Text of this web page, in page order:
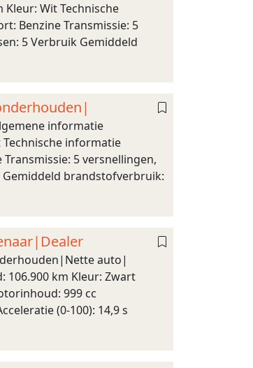
Wit Technische
Benzine Transmissie: 5
5 Verbruik Gemiddeld
informatie
Technische informatie
5 versnellingen,
brandstofverbruik:
auto|
106.900 km Kleur: Zwart
999 cc
(0-100): 14,9 s